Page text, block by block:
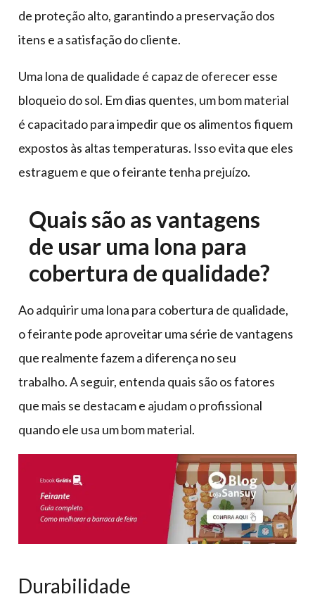
de proteção alto, garantindo a preservação dos
itens e a satisfação do cliente.
Uma lona de qualidade é capaz de oferecer esse
bloqueio do sol. Em dias quentes, um bom material
é capacitado para impedir que os alimentos fiquem
expostos às altas temperaturas. Isso evita que eles
estraguem e que o feirante tenha prejuízo.
Quais são as vantagens
de usar uma lona para
cobertura de qualidade?
Ao adquirir uma lona para cobertura de qualidade,
o feirante pode aproveitar uma série de vantagens
que realmente fazem a diferença no seu
trabalho. A seguir, entenda quais são os fatores
que mais se destacam e ajudam o profissional
quando ele usa um bom material.
Durabilidade